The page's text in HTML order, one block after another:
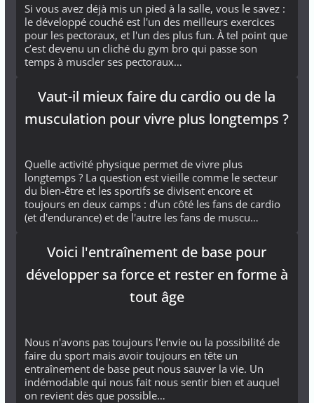
Si vous avez déjà mis un pied à la salle, vous le savez :
le développé couché est l'un des meilleurs exercices
pour les pectoraux, et l'un des plus fun. À tel point que
c’est devenu un cliché du gym bro qui passe son
temps à muscler ses pectoraux…
Vaut-il mieux faire du cardio ou de la
musculation pour vivre plus longtemps ?
Quelle activité physique permet de vivre plus
longtemps ? La question est vieille comme le secteur
du bien-être et les sportifs se divisent encore et
toujours en deux camps : d'un côté les fans de cardio
(et d'endurance) et de l'autre les fans de muscu…
Voici l'entraînement de base pour
développer sa force et rester en forme à
tout âge
Nous n'avons pas toujours l'envie ou la possibilité de
faire du sport mais avoir toujours en tête un
entraînement de base peut nous sauver la vie. Un
indémodable qui nous fait nous sentir bien et auquel
on revient dès que possible…